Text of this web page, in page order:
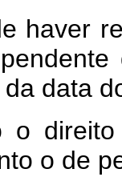
haver
data
o
o de